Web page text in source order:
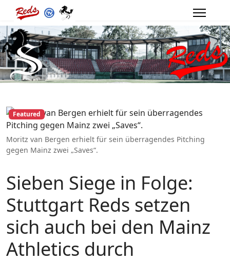
Moritz van Bergen erhielt für sein überragendes Pitching
gegen Mainz zwei „Saves“.
Featured
Sieben Siege in Folge:
Stuttgart Reds setzen
sich auch bei den Mainz
Athletics durch